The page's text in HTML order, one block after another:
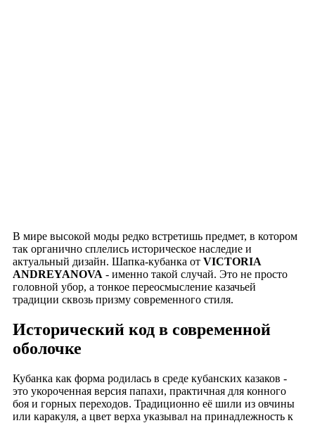
В мире высокой моды редко встретишь предмет, в котором
так органично сплелись историческое наследие и
актуальный дизайн. Шапка-кубанка от VICTORIA
ANDREYANOVA - именно такой случай. Это не просто
головной убор, а тонкое переосмысление казачьей
традиции сквозь призму современного стиля.
Исторический код в современной
оболочке
Кубанка как форма родилась в среде кубанских казаков -
это укороченная версия папахи, практичная для конного
боя и горных переходов. Традиционно её шили из овчины
или каракуля, а цвет верха указывал на принадлежность к